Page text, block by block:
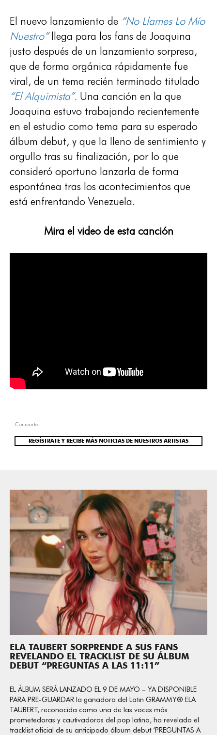
El nuevo lanzamiento de “No Llames Lo Mío
Nuestro” llega para los fans de Joaquina
justo después de un lanzamiento sorpresa,
que de forma orgánica rápidamente fue
viral, de un tema recién terminado titulado
“El Alquimista”. Una canción en la que
Joaquina estuvo trabajando recientemente
en el estudio como tema para su esperado
álbum debut, y que la lleno de sentimiento y
orgullo tras su finalización, por lo que
consideró oportuno lanzarla de forma
espontánea tras los acontecimientos que
está enfrentando Venezuela.
Mira el video de esta canción
Comparte:
REGÍSTRATE Y RECIBE MÁS NOTICIAS DE NUESTROS ARTISTAS
ELA TAUBERT SORPRENDE A SUS FANS
REVELANDO EL TRACKLIST DE SU ÁLBUM
DEBUT “PREGUNTAS A LAS 11:11”
EL ÁLBUM SERÁ LANZADO EL 9 DE MAYO – YA DISPONIBLE
PARA PRE-GUARDAR la ganadora del Latin GRAMMY® ELA
TAUBERT, reconocida como una de las voces más
prometedoras y cautivadoras del pop latino, ha revelado el
tracklist oficial de su anticipado álbum debut ‘PREGUNTAS A